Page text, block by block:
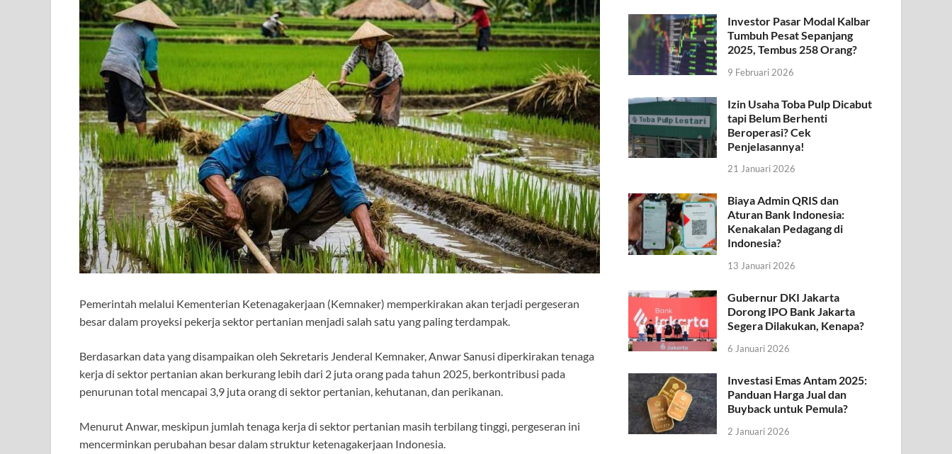
Pemerintah melalui Kementerian Ketenagakerjaan (Kemnaker) memperkirakan akan terjadi pergeseran
besar dalam proyeksi pekerja sektor pertanian menjadi salah satu yang paling terdampak.
Berdasarkan data yang disampaikan oleh Sekretaris Jenderal Kemnaker, Anwar Sanusi diperkirakan tenaga
kerja di sektor pertanian akan berkurang lebih dari 2 juta orang pada tahun 2025, berkontribusi pada
penurunan total mencapai 3,9 juta orang di sektor pertanian, kehutanan, dan perikanan.
Menurut Anwar, meskipun jumlah tenaga kerja di sektor pertanian masih terbilang tinggi, pergeseran ini
mencerminkan perubahan besar dalam struktur ketenagakerjaan Indonesia.
Investor Pasar Modal Kalbar
Tumbuh Pesat Sepanjang
2025, Tembus 258 Orang?
9 Februari 2026
Izin Usaha Toba Pulp Dicabut
tapi Belum Berhenti
Beroperasi? Cek
Penjelasannya!
21 Januari 2026
Biaya Admin QRIS dan
Aturan Bank Indonesia:
Kenakalan Pedagang di
Indonesia?
13 Januari 2026
Gubernur DKI Jakarta
Dorong IPO Bank Jakarta
Segera Dilakukan, Kenapa?
6 Januari 2026
Investasi Emas Antam 2025:
Panduan Harga Jual dan
Buyback untuk Pemula?
2 Januari 2026